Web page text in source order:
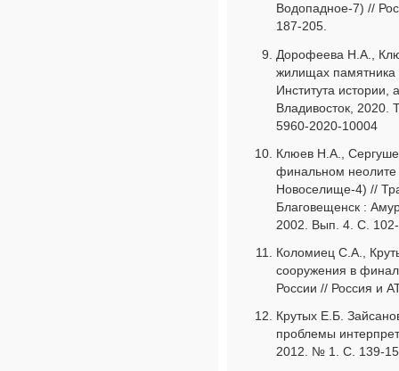
Водопадное-7) //
187-205.
Дорофеева Н.А.,
жилищах
Института
Владивосток,
5960-2020-10004
Клюев Н.А.,
финальном
Новоселище-4) //
Благовещенск :
2002. Вып. 4. С.
Коломиец С.А.,
сооружения в
России // Россия и
Крутых Е.Б.
проблемы
2012. № 1. С. 139-